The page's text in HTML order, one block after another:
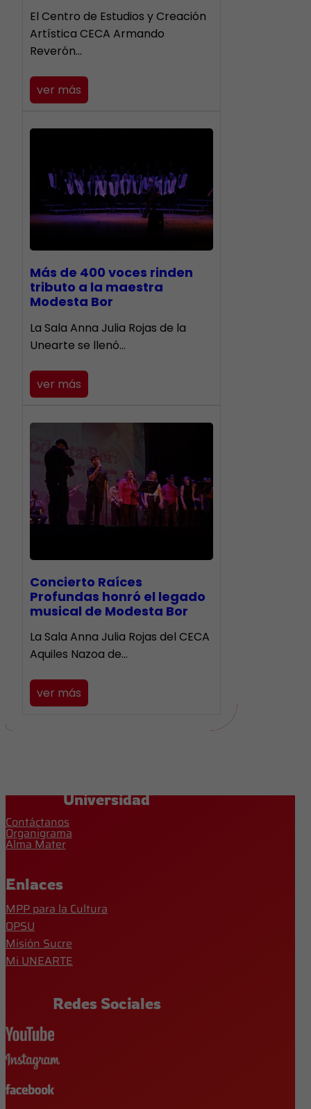
El Centro de Estudios y Creación
Artística CECA Armando
Reverón…
ver más
Más de 400 voces rinden
tributo a la maestra
Modesta Bor
​La Sala Anna Julia Rojas de la
Unearte se llenó…
ver más
​Concierto Raíces
Profundas honró el legado
musical de Modesta Bor
La Sala Anna Julia Rojas del CECA
Aquiles Nazoa de…
ver más
Universidad
Contáctanos
Organigrama
Alma Mater
Enlaces
MPP para la Cultura
OPSU
Misión Sucre
Mi UNEARTE
Redes Sociales